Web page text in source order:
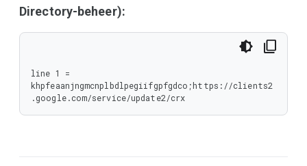
Directory-beheer):
line 1 =
khpfeaanjngmcnplbdlpegiifgpfgdco;https://clients2
.google.com/service/update2/crx